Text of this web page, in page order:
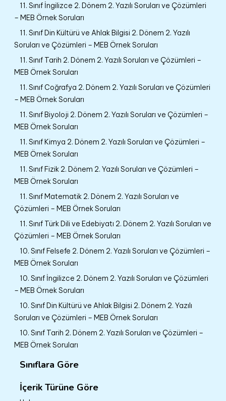
11. Sınıf İngilizce 2. Dönem 2. Yazılı Soruları ve Çözümleri
– MEB Örnek Soruları
11. Sınıf Din Kültürü ve Ahlak Bilgisi 2. Dönem 2. Yazılı
Soruları ve Çözümleri – MEB Örnek Soruları
11. Sınıf Tarih 2. Dönem 2. Yazılı Soruları ve Çözümleri –
MEB Örnek Soruları
11. Sınıf Coğrafya 2. Dönem 2. Yazılı Soruları ve Çözümleri
– MEB Örnek Soruları
11. Sınıf Biyoloji 2. Dönem 2. Yazılı Soruları ve Çözümleri –
MEB Örnek Soruları
11. Sınıf Kimya 2. Dönem 2. Yazılı Soruları ve Çözümleri –
MEB Örnek Soruları
11. Sınıf Fizik 2. Dönem 2. Yazılı Soruları ve Çözümleri –
MEB Örnek Soruları
11. Sınıf Matematik 2. Dönem 2. Yazılı Soruları ve
Çözümleri – MEB Örnek Soruları
11. Sınıf Türk Dili ve Edebiyatı 2. Dönem 2. Yazılı Soruları ve
Çözümleri – MEB Örnek Soruları
10. Sınıf Felsefe 2. Dönem 2. Yazılı Soruları ve Çözümleri –
MEB Örnek Soruları
10. Sınıf İngilizce 2. Dönem 2. Yazılı Soruları ve Çözümleri
– MEB Örnek Soruları
10. Sınıf Din Kültürü ve Ahlak Bilgisi 2. Dönem 2. Yazılı
Soruları ve Çözümleri – MEB Örnek Soruları
10. Sınıf Tarih 2. Dönem 2. Yazılı Soruları ve Çözümleri –
MEB Örnek Soruları
Sınıflara Göre
İçerik Türüne Göre